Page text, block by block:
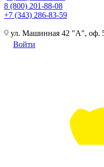
8 (800) 201-88-08
+7 (343) 286-83-59
ул. Машинная 42 "А", оф.
Войти